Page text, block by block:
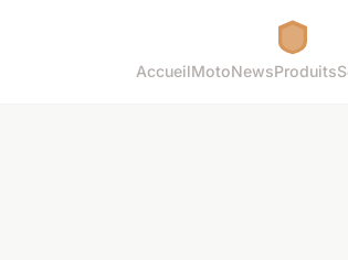
AccueilMotoNewsProduits